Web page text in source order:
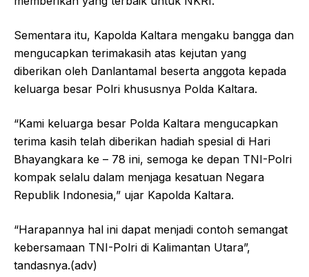
Sementara itu, Kapolda Kaltara mengaku bangga dan
mengucapkan terimakasih atas kejutan yang
diberikan oleh Danlantamal beserta anggota kepada
keluarga besar Polri khususnya Polda Kaltara.
“Kami keluarga besar Polda Kaltara mengucapkan
terima kasih telah diberikan hadiah spesial di Hari
Bhayangkara ke – 78 ini, semoga ke depan TNI-Polri
kompak selalu dalam menjaga kesatuan Negara
Republik Indonesia,” ujar Kapolda Kaltara.
“Harapannya hal ini dapat menjadi contoh semangat
kebersamaan TNI-Polri di Kalimantan Utara”,
tandasnya.(adv)